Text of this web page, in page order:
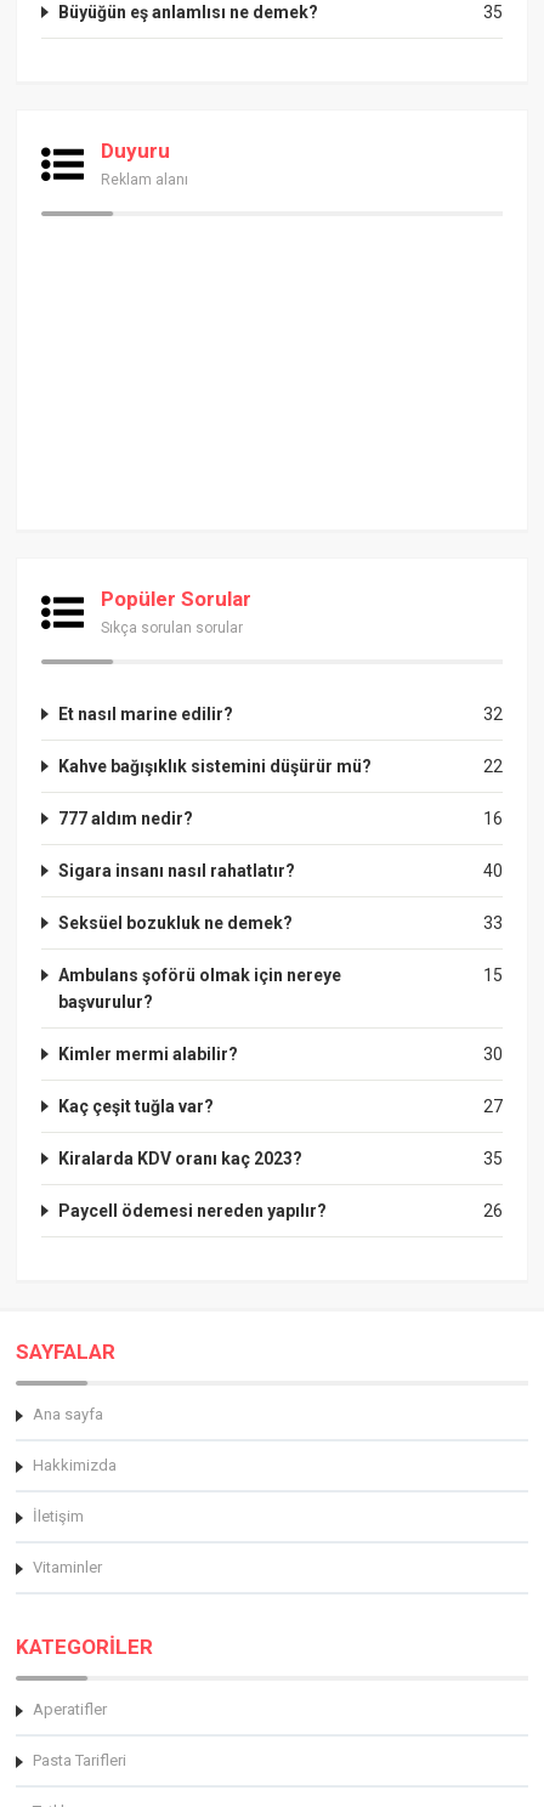
35
Büyüğün eş anlamlısı ne demek?
Duyuru
Reklam alanı
Popüler Sorular
Sıkça sorulan sorular
32
Et nasıl marine edilir?
22
Kahve bağışıklık sistemini düşürür mü?
16
777 aldım nedir?
40
Sigara insanı nasıl rahatlatır?
33
Seksüel bozukluk ne demek?
15
Ambulans şoförü olmak için nereye
başvurulur?
30
Kimler mermi alabilir?
27
Kaç çeşit tuğla var?
35
Kiralarda KDV oranı kaç 2023?
26
Paycell ödemesi nereden yapılır?
SAYFALAR
Ana sayfa
Hakkimizda
İletişim
Vitaminler
KATEGORİLER
Aperatifler
Pasta Tarifleri